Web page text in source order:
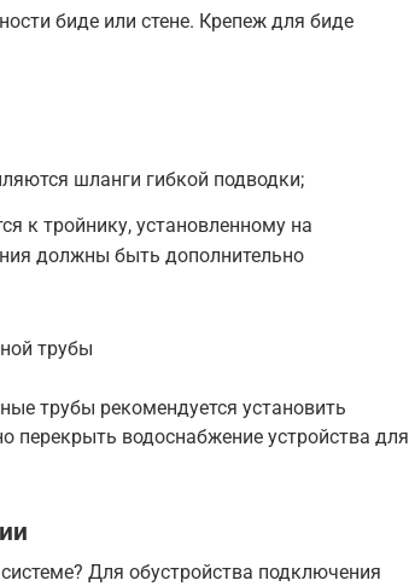
биде или стене. Крепеж для биде
шланги гибкой подводки;
к тройнику, установленному на
должны быть дополнительно
трубы
трубы рекомендуется установить
водоснабжение устройства для
Для обустройства подключения